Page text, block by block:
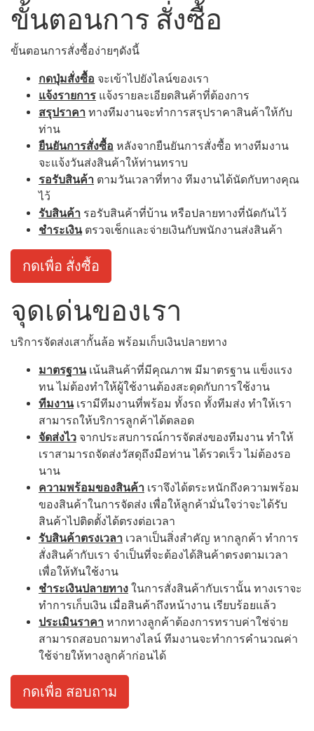
ขั้นตอนการ สั่งซื้อ
ขั้นตอนการสั่งซื้อง่ายๆดังนี้
กดปุ่มสั่งซื้อ จะเข้าไปยังไลน์ของเรา
แจ้งรายการ แจ้งรายละเอียดสินค้าที่ต้องการ
สรุปราคา ทางทีมงานจะทำการสรุปราคาสินค้าให้กับ
ท่าน
ยืนยันการสั่งซื้อ หลังจากยืนยันการสั่งซื้อ ทางทีมงาน
จะแจ้งวันส่งสินค้าให้ท่านทราบ
รอรับสินค้า ตามวันเวลาที่ทาง ทีมงานได้นัดกับทางคุณ
ไว้
รับสินค้า รอรับสินค้าที่บ้าน หรือปลายทางที่นัดกันไว้
ชำระเงินตรวจเช็กและจ่ายเงินกับพนักงานส่งสินค้า
กดเพื่อ สั่งซื้อ
จุดเด่นของเรา
บริการจัดส่งเสากั้นล้อ พร้อมเก็บเงินปลายทาง
มาตรฐานเน้นสินค้าที่มีคุณภาพ มีมาตรฐาน แข็งแรง
ทน ไม่ต้องทำให้ผู้ใช้งานต้องสะดุดกับการใช้งาน
ทีมงานเรามีทีมงานที่พร้อม ทั้งรถ ทั้งทีมส่ง ทำให้เรา
สามารถให้บริการลูกค้าได้ตลอด
จัดส่งไว จากประสบการณ์การจัดส่งของทีมงาน ทำให้
เราสามารถจัดส่งวัสดุถึงมือท่าน ได้รวดเร็ว ไม่ต้องรอ
นาน
ความพร้อมของสินค้า เราจึงได้ตระหนักถึงความพร้อม
ของสินค้าในการจัดส่ง เพื่อให้ลูกค้ามั่นใจว่าจะได้รับ
สินค้าไปติดตั้งได้ตรงต่อเวลา
รับสินค้าตรงเวลา เวลาเป็นสิ่งสำคัญ หากลูกค้า ทำการ
สั่งสินค้ากับเรา จำเป็นที่จะต้องได้สินค้าตรงตามเวลา
เพื่อให้ทันใช้งาน
ชำระเงินปลายทาง ในการสั่งสินค้ากับเรานั้น ทางเราจะ
ทำการเก็บเงิน เมื่อสินค้าถึงหน้างาน เรียบร้อยแล้ว
ประเมินราคา หากทางลูกค้าต้องการทราบค่าใช่จ่าย
สามารถสอบถามทางไลน์ ทีมงานจะทำการคำนวณค่า
ใช้จ่ายให้ทางลูกค้าก่อนได้
กดเพื่อ สอบถาม